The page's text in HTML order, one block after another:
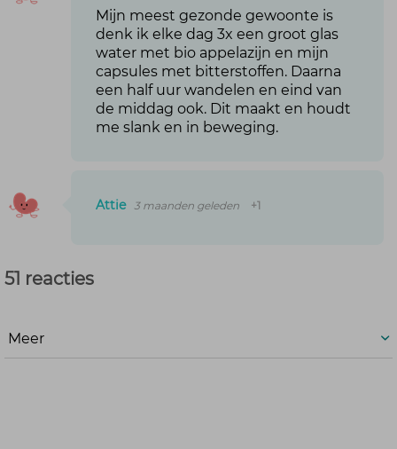
Mijn meest gezonde gewoonte is
denk ik elke dag 3x een groot glas
water met bio appelazijn en mijn
capsules met bitterstoffen. Daarna
een half uur wandelen en eind van
de middag ook. Dit maakt en houdt
me slank en in beweging.
Attie 3 maanden geleden +1
51 reacties
Meer